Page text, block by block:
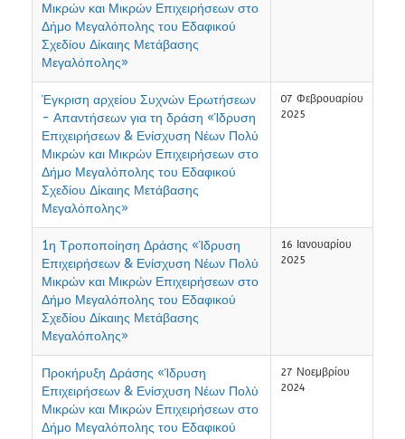
Μικρών και Μικρών Επιχειρήσεων στο
Δήμο Μεγαλόπολης του Εδαφικού
Σχεδίου Δίκαιης Μετάβασης
Μεγαλόπολης»
Έγκριση αρχείου Συχνών Ερωτήσεων
- Απαντήσεων για τη δράση «Ίδρυση
Επιχειρήσεων & Ενίσχυση Νέων Πολύ
Μικρών και Μικρών Επιχειρήσεων στο
Δήμο Μεγαλόπολης του Εδαφικού
Σχεδίου Δίκαιης Μετάβασης
Μεγαλόπολης»
07 Φεβρουαρίου
2025
1η Τροποποίηση Δράσης «Ίδρυση
Επιχειρήσεων & Ενίσχυση Νέων Πολύ
Μικρών και Μικρών Επιχειρήσεων στο
Δήμο Μεγαλόπολης του Εδαφικού
Σχεδίου Δίκαιης Μετάβασης
Μεγαλόπολης»
16 Ιανουαρίου
2025
Προκήρυξη Δράσης «Ίδρυση
Επιχειρήσεων & Ενίσχυση Νέων Πολύ
Μικρών και Μικρών Επιχειρήσεων στο
Δήμο Μεγαλόπολης του Εδαφικού
27 Νοεμβρίου
2024